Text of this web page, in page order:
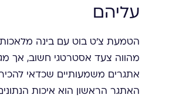
עליהם
הטמעת צ'ט בוט עם בינה
מהווה צעד אסטרטגי חשוב, אך
אתגרים משמעותיים שכדאי
האתגר הראשון הוא איכות